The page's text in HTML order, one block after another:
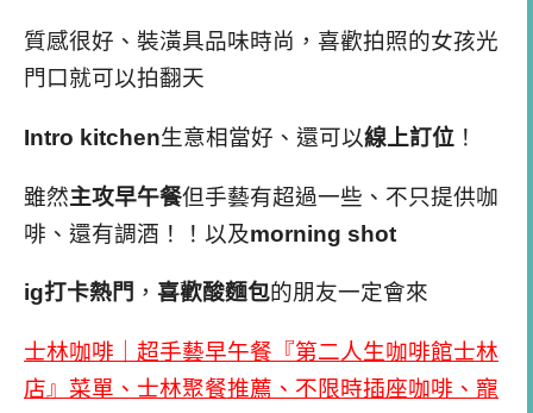
質感很好、裝潢具品味時尚，喜歡拍照的女孩光
門口就可以拍翻天
Intro kitchen生意相當好、還可以線上訂位 ！
雖然主攻早午餐但手藝有超過一些、不只提供咖
啡、還有調酒！！以及morning shot
ig打卡熱門 ， 喜歡酸麵包的朋友一定會來
士林咖啡｜超手藝早午餐『第二人生咖啡館士林
店』菜單、士林聚餐推薦、不限時插座咖啡、寵